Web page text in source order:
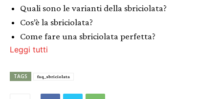
Quali sono le varianti della sbriciolata?
Cos’è la sbriciolata?
Come fare una sbriciolata perfetta?
Leggi tutti
TAGS faq_sbriciolata